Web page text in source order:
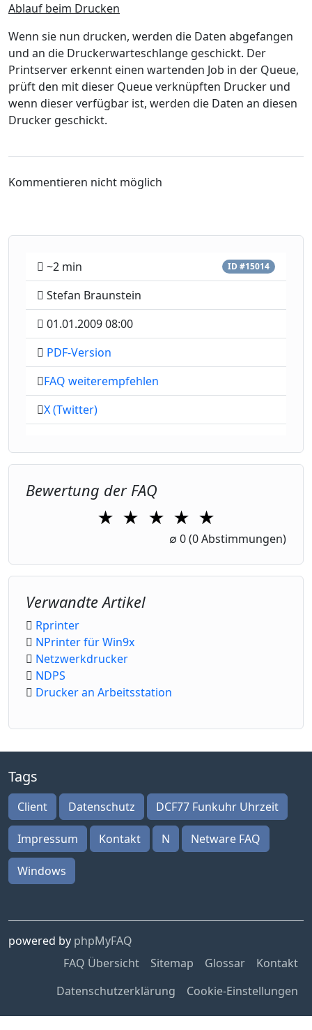
Ablauf beim Drucken
Wenn sie nun drucken, werden die Daten abgefangen
und an die Druckerwarteschlange geschickt. Der
Printserver erkennt einen wartenden Job in der Queue,
prüft den mit dieser Queue verknüpften Drucker und
wenn dieser verfügbar ist, werden die Daten an diesen
Drucker geschickt.
Kommentieren nicht möglich
~2 min ID #15014
Stefan Braunstein
01.01.2009 08:00
PDF-Version
FAQ weiterempfehlen
X (Twitter)
Bewertung der FAQ
★ ★
2 Stars
★
3 Stars
★
4 Stars
★
5 Stars
∅ 0(0 Abstimmungen)
Verwandte Artikel
Rprinter
NPrinter für Win9x
Netzwerkdrucker
NDPS
Drucker an Arbeitsstation
Tags
Client Datenschutz DCF77 Funkuhr Uhrzeit
Impressum Kontakt N Netware FAQ
Windows
powered by phpMyFAQ
FAQ Übersicht
Sitemap Glossar
Kontakt
Datenschutzerklärung
Cookie-Einstellungen